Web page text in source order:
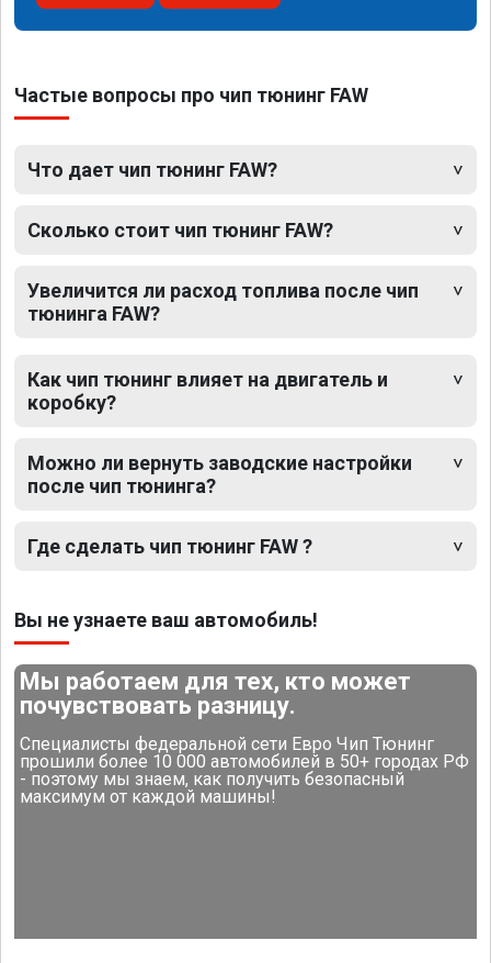
Частые вопросы про чип тюнинг FAW
Что дает чип тюнинг FAW?
Сколько стоит чип тюнинг FAW?
Увеличится ли расход топлива после чип
тюнинга FAW?
Как чип тюнинг влияет на двигатель и
коробку?
Можно ли вернуть заводские настройки
после чип тюнинга?
Где сделать чип тюнинг FAW ?
Вы не узнаете ваш автомобиль!
Мы работаем для тех, кто может
почувствовать разницу.
Специалисты федеральной сети Евро Чип Тюнинг
прошили более 10 000 автомобилей в 50+ городах РФ
- поэтому мы знаем, как получить безопасный
максимум от каждой машины!